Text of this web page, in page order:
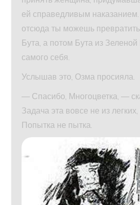
ей справедливым
отсюда ты можешь
Бута, а потом Бута из
самого себя.
Услышав это, Озма просияла.
— Спасибо, Многоцветка, —
Задача эта вовсе не из
Попытка не пытка.